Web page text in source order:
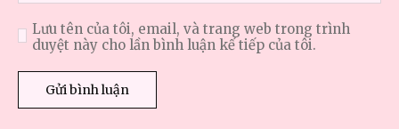
Lưu tên của tôi, email, và trang web trong trình
duyệt này cho lần bình luận kế tiếp của tôi.